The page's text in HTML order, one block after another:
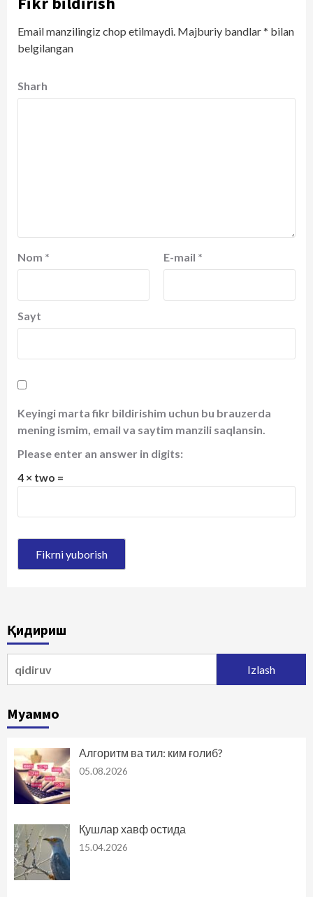
Email manzilingiz chop etilmaydi. Majburiy bandlar* bilan
belgilangan
Sharh
Nom * E-mail *
Sayt
Keyingi marta fikr bildirishim uchun bu brauzerda
mening ismim, email va saytim manzili saqlansin.
Please enter an answer in digits:
4 × two =
Қидириш
Муаммо
Алгоритм ва тил: ким ғолиб?
05.08.2026
Қушлар хавф остида
15.04.2026